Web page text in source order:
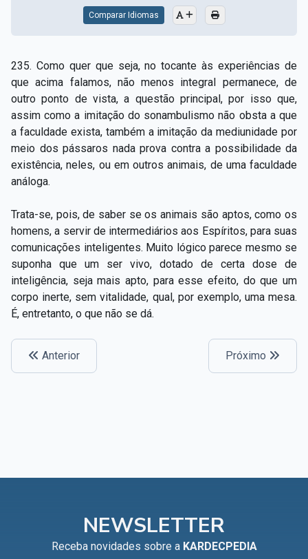
Comparar Idiomas
235. Como quer que seja, no tocante às experiências de
que acima falamos, não menos integral permanece, de
outro ponto de vista, a questão principal, por isso que,
assim como a imitação do sonambulismo não obsta a que
a faculdade exista, também a imitação da mediunidade por
meio dos pássaros nada prova contra a possibilidade da
existência, neles, ou em outros animais, de uma faculdade
análoga.
Trata-se, pois, de saber se os animais são aptos, como os
homens, a servir de intermediários aos Espíritos, para suas
comunicações inteligentes. Muito lógico parece mesmo se
suponha que um ser vivo, dotado de certa dose de
inteligência, seja mais apto, para esse efeito, do que um
corpo inerte, sem vitalidade, qual, por exemplo, uma mesa.
É, entretanto, o que não se dá.
Anterior Próximo
NEWSLETTER
Receba novidades sobre a KARDECPEDIA